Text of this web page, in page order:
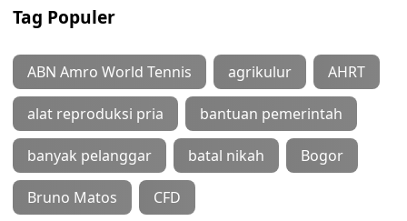
Tag Populer
ABN Amro World Tennis agrikulur AHRT
alat reproduksi pria bantuan pemerintah
banyak pelanggar batal nikah Bogor
Bruno Matos CFD